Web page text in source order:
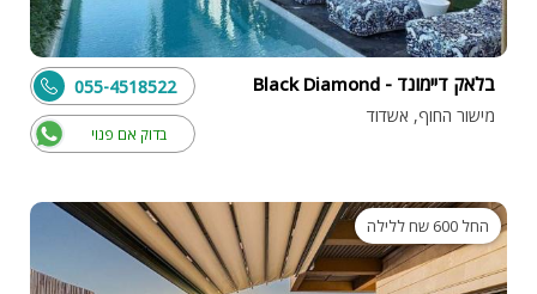
בלאק דיימונד - Black Diamond
מישור החוף, אשדוד
בדוק אם פנוי
055-4518522
החל 600 שח ללילה